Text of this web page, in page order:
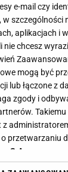
e-mail czy
w szczególności
aplikacjach i
nie chcesz
mogą być
lub łączone z
zgody i
z
przetwarzaniu
S.A.